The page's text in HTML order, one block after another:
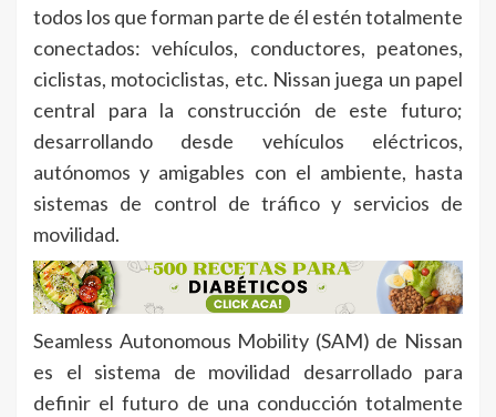
todos los que forman parte de él estén totalmente
conectados: vehículos, conductores, peatones,
ciclistas, motociclistas, etc. Nissan juega un papel
central para la construcción de este futuro;
desarrollando desde vehículos eléctricos,
autónomos y amigables con el ambiente, hasta
sistemas de control de tráfico y servicios de
movilidad.
Seamless Autonomous Mobility (SAM) de Nissan
es el sistema de movilidad desarrollado para
definir el futuro de una conducción totalmente